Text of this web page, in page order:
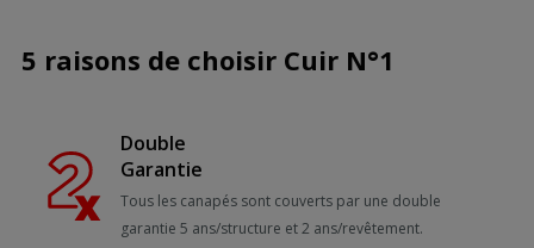
5 raisons de choisir Cuir N°1
Double
Garantie
Tous les canapés sont couverts par une double
garantie 5 ans/structure et 2 ans/revêtement.